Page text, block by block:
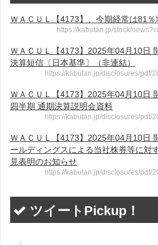
ＷＡＣＵＬ【4173】、今期経常は81
https://kabutan.jp/stock/
ＷＡＣＵＬ【4173】2025年04月10日
決算短信〔日本基準〕（非連結）
https://kabutan.jp/disclosures/
ＷＡＣＵＬ【4173】2025年04月10日
四半期 通期決算説明会資料
https://kabutan.jp/disclosures/
ＷＡＣＵＬ【4173】2025年04月10日
ールディングスによる当社株券等に対
見表明のお知らせ
https://kabutan.jp/disclosures/
ツイートPickup！